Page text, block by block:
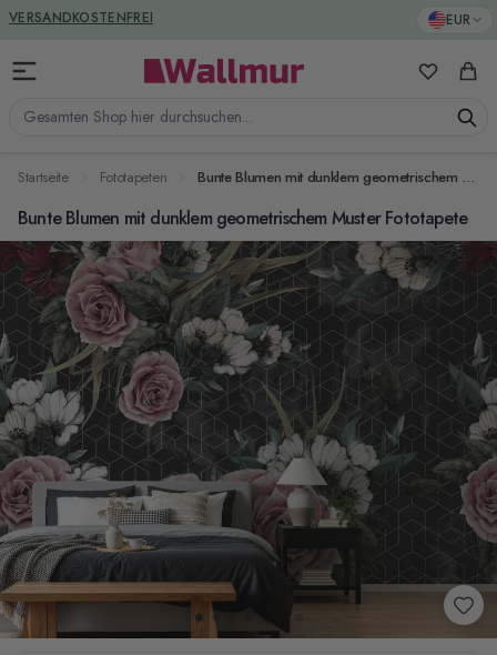
Zum Inhalt springen EUR
Gesamten Shop hier durchsuchen...
Meine
VERSANDKOSTENFREI
GREENGUARD ZERTIFIZIERT
Startseite Fototapeten Bunte Blumen mit dunklem geometrischem Muster Fototapete
Bunte Blumen mit dunklem geometrischem Muster Fototapete